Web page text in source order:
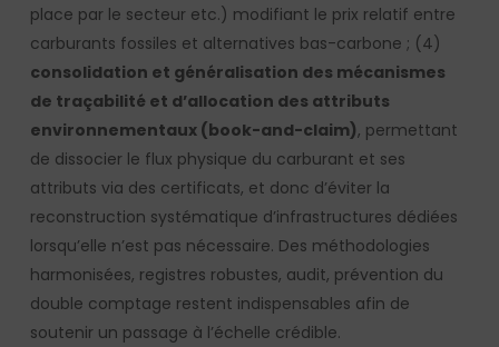
place par le secteur etc.) modifiant le prix relatif entre
carburants fossiles et alternatives bas-carbone ; (4)
consolidation et généralisation des mécanismes
de traçabilité et d’allocation des attributs
environnementaux (book-and-claim), permettant
de dissocier le flux physique du carburant et ses
attributs via des certificats, et donc d’éviter la
reconstruction systématique d’infrastructures dédiées
lorsqu’elle n’est pas nécessaire. Des méthodologies
harmonisées, registres robustes, audit, prévention du
double comptage restent indispensables afin de
soutenir un passage à l’échelle crédible.